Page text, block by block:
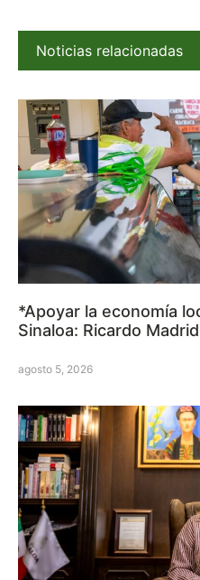
Noticias relacionadas
*Apoyar la economía
Sinaloa: Ricardo
agosto 5, 2026